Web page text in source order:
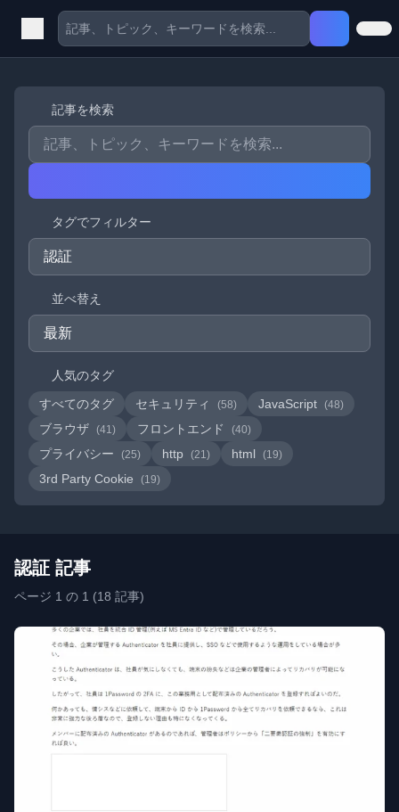
記事を検索
タグでフィルター
並べ替え
人気のタグ
すべてのタグ
セキュリティ (58) JavaScript (48)
ブラウザ (41) フロントエンド (40)
プライバシー (25) http (21) html (19)
3rd Party Cookie (19)
認証 記事
ページ 1 の 1 (18 記事)